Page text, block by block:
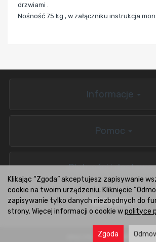
drzwiami .
Nośność 75 kg , w załączniku instrukcja
Informacje
Pomoc
Płatności i dostawa
BOXCARS.PL
sklep internetowy
Klikając “Zgoda” akceptujesz zapisywanie
cookie na twoim urządzeniu. Kliknięcie
zapisywanie tylko danych niezbędnych do
strony. Więcej informacji o cookie wpolityce
Zgoda